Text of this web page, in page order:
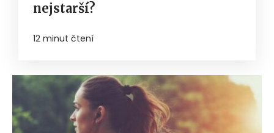
nejstarší?
12 minut čtení